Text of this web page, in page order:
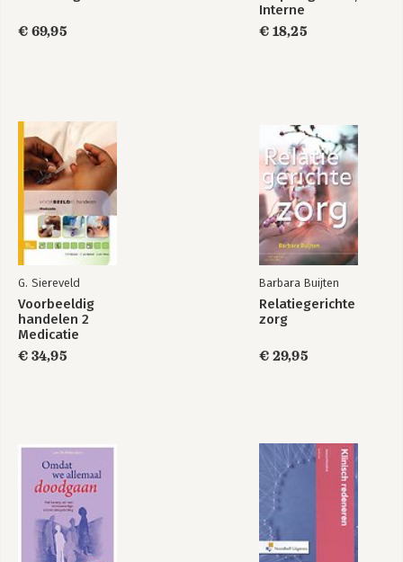
€ 69,95
Interne
geneeskunde
€ 18,25
G. Siereveld
Voorbeeldig
handelen 2
Medicatie
€ 34,95
Barbara Buijten
Relatiegerichte
zorg
€ 29,95